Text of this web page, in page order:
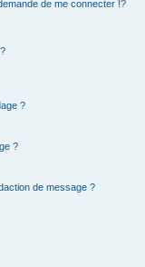
de me connecter !?
?
?
de message ?